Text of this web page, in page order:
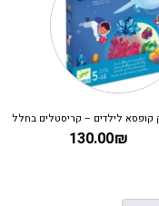
לילדים – קריסטלים בחלל
130.00₪